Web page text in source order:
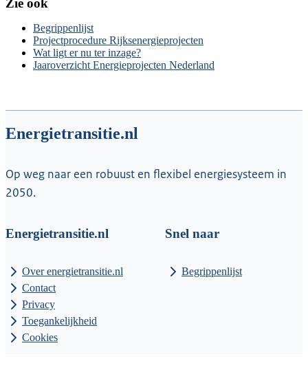
Zie ook
Begrippenlijst
Projectprocedure Rijksenergieprojecten
Wat ligt er nu ter inzage?
Jaaroverzicht Energieprojecten Nederland
Energietransitie.nl
Op weg naar een robuust en flexibel energiesysteem in
2050.
Energietransitie.nl
Over energietransitie.nl
Contact
Privacy
Toegankelijkheid
Cookies
Snel naar
Begrippenlijst